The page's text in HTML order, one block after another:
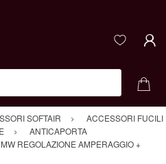
SOFTAIR
ACCESSORI FUCILI
ANTICAPORTA
REGOLAZIONE AMPERAGGIO +